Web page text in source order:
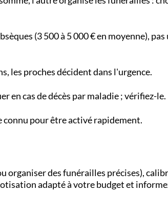
(3 500 à 5 000 € en moyenne),
les proches décident dans l'urgence.
en cas de décès par maladie ; vérifiez-le.
pour être activé rapidement.
organiser des funérailles précises),
adapté à votre budget et